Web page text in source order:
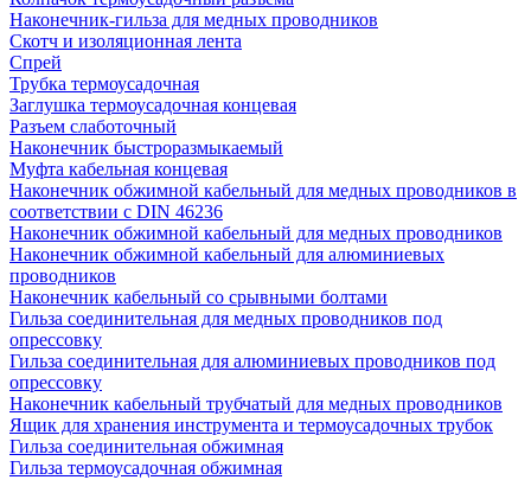
Наконечник-гильза для медных проводников
Скотч и изоляционная лента
Спрей
Трубка термоусадочная
Заглушка термоусадочная концевая
Разъем слаботочный
Наконечник быстроразмыкаемый
Муфта кабельная концевая
Наконечник обжимной кабельный для медных проводников в
соответствии с DIN 46236
Наконечник обжимной кабельный для медных проводников
Наконечник обжимной кабельный для алюминиевых
проводников
Наконечник кабельный со срывными болтами
Гильза соединительная для медных проводников под
опрессовку
Гильза соединительная для алюминиевых проводников под
опрессовку
Наконечник кабельный трубчатый для медных проводников
Ящик для хранения инструмента и термоусадочных трубок
Гильза соединительная обжимная
Гильза термоусадочная обжимная